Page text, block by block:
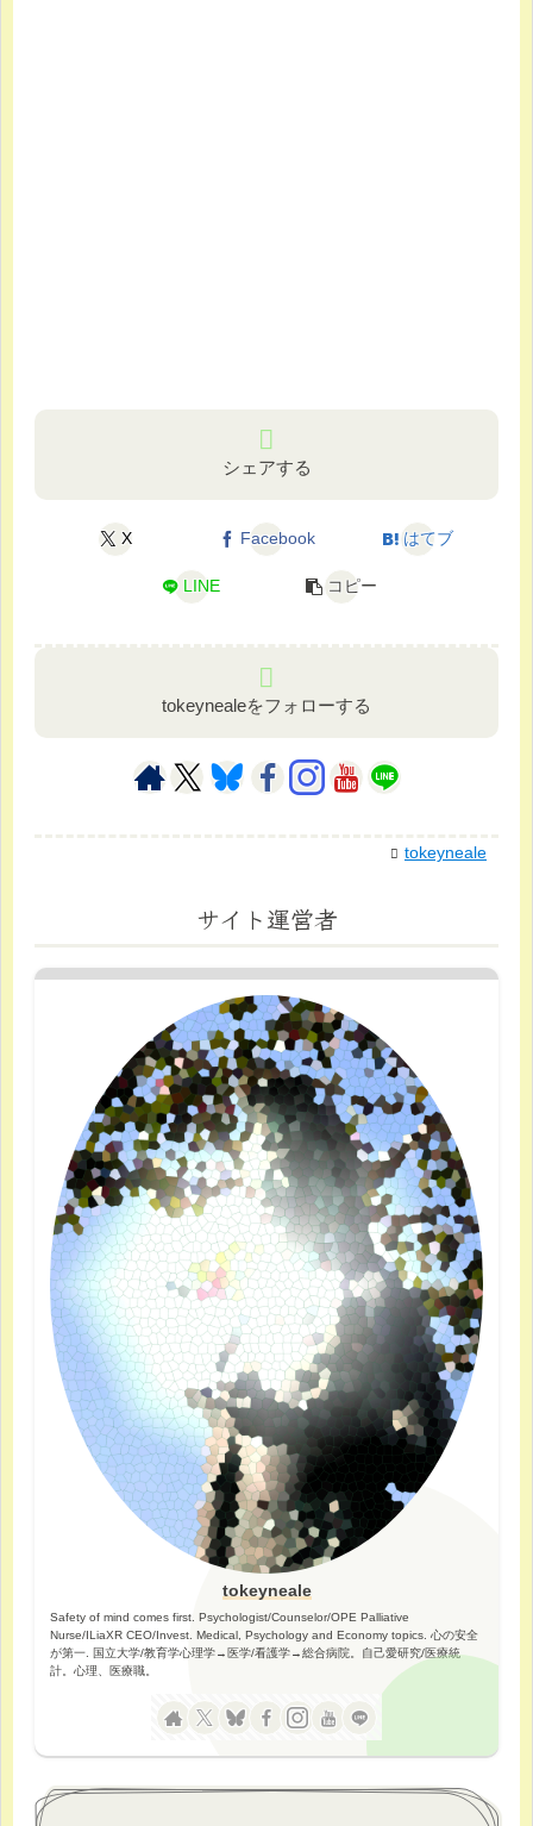
シェアする
X Facebook はてブ
LINE コピー
tokeynealeをフォローする
tokeyneale
サイト運営者
tokeyneale
Safety of mind comes first. Psychologist/Counselor/OPE Palliative
Nurse/ILiaXR CEO/Invest. Medical, Psychology and Economy topics. 心の安全
が第一. 国立大学/教育学心理学→医学/看護学→総合病院。自己愛研究/医療統
計。心理、医療職。